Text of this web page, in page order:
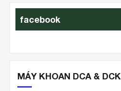
facebook
MÁY KHOAN DCA & DCK